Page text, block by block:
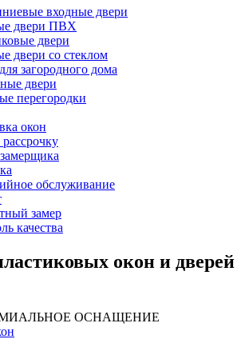
входные двери
двери ПВХ
двери
двери со стеклом
загородного дома
двери
перегородки
окон
обслуживание
замер
качества
окон и дверей
ОСНАЩЕНИЕ